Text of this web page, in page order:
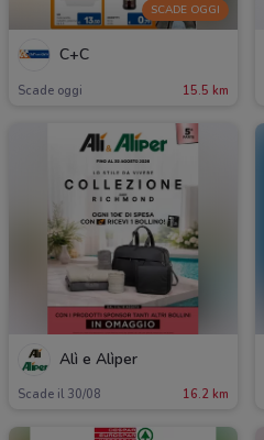
SCADE OGGI
C+C
Scade oggi 15.5 km
Alì e Alìper
Scade il 30/08 16.2 km